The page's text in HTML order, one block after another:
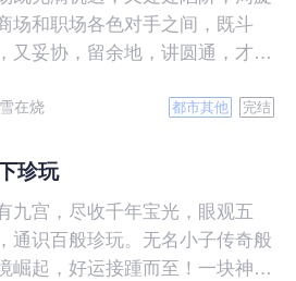
戴着硕大鸽子蛋出现在众人面
一个月后她晒出孕检单和无数珠
产，蓝家人嫉妒红了眼，逼她离
笑，什么也不做只唤了老公两个
上天，蓝家人走着进来爬着出
那些曾经得罪过蓝依依的，全部
上门赔礼道歉。 蓝依依一
进活阎王怀里，“老公，你对我
场和职场各色对手之间，既斗
又妥协，留余地，讲圆通，才是
雪在烧 都市其他 完结
珍玩
九宫，尽收千年宝光，眼观五
通识百般珍玩。无名小子传奇般
崛起，好运接踵而至！一块神秘